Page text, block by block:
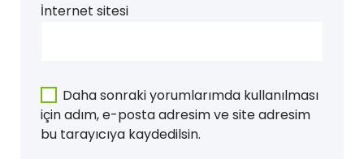
İnternet sitesi
Daha sonraki yorumlarımda kullanılması
için adım, e-posta adresim ve site adresim
bu tarayıcıya kaydedilsin.